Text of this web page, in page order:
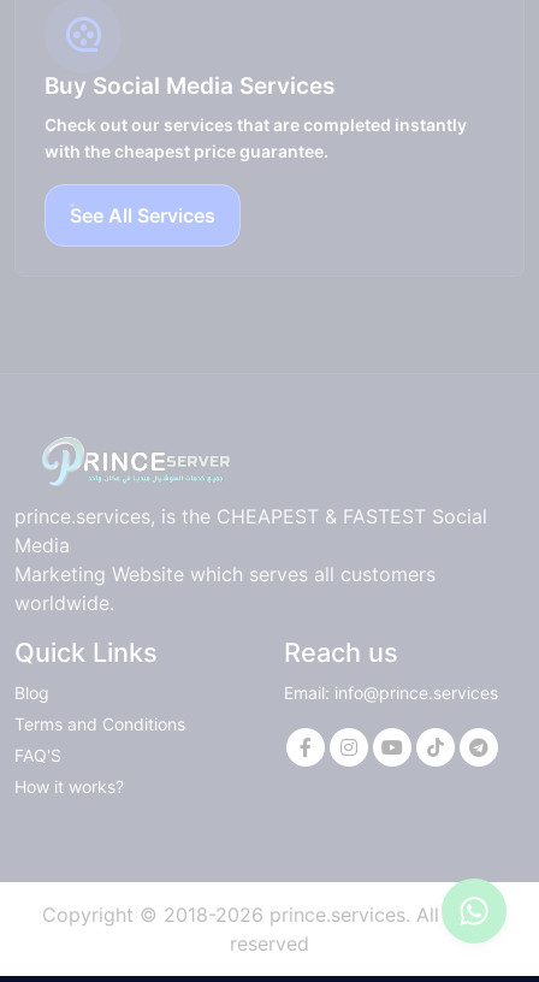
Buy Social Media Services
Check out our services that are completed instantly
with the cheapest price guarantee.
See All Services
prince.services, is the CHEAPEST & FASTEST Social
Media
Marketing Website which serves all customers
worldwide.
Quick Links
Blog
Terms and Conditions
FAQ'S
How it works?
Reach us
Email: info@prince.services
Copyright © 2018-2026 prince.services. All rights
reserved